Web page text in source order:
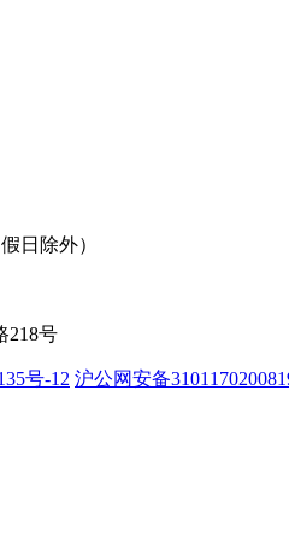
日除外）
218号
号-12 沪公网安备